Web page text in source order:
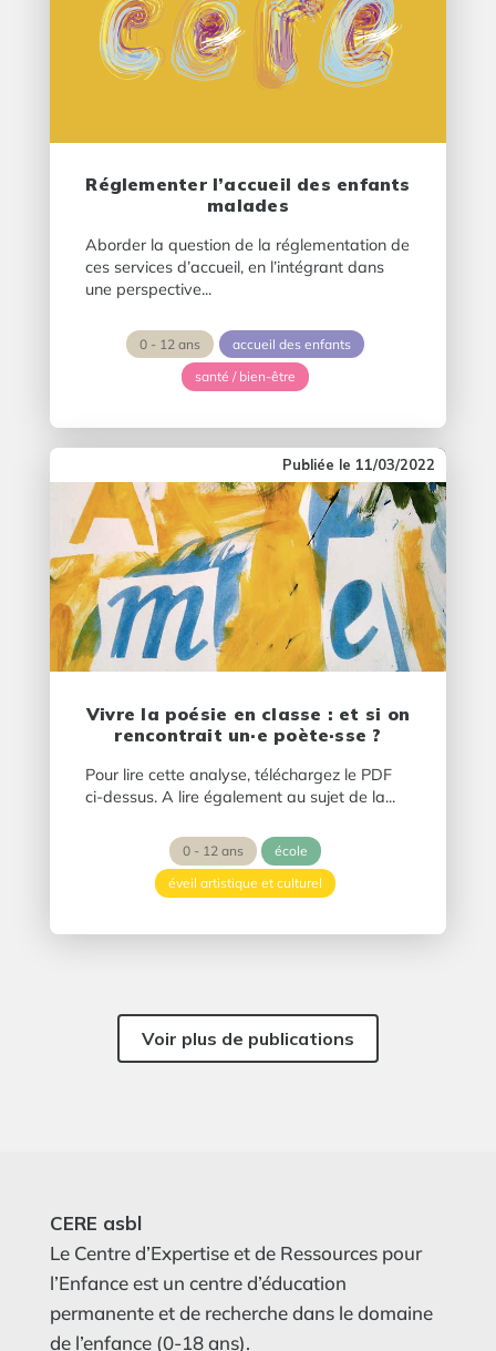
Réglementer l’accueil des enfants
malades
Aborder la question de la réglementation de
ces services d’accueil, en l’intégrant dans
une perspective...
0 - 12 ans
accueil des enfants
santé / bien-être
11/03/2022
Vivre la poésie en classe : et si on
rencontrait un·e poète·sse ?
Pour lire cette analyse, téléchargez le PDF
ci-dessus. A lire également au sujet de la...
0 - 12 ans
école
éveil artistique et culturel
Voir plus de publications
CERE asbl
Le Centre d’Expertise et de Ressources pour
l’Enfance est un centre d’éducation
permanente et de recherche dans le domaine
de l’enfance (0-18 ans).